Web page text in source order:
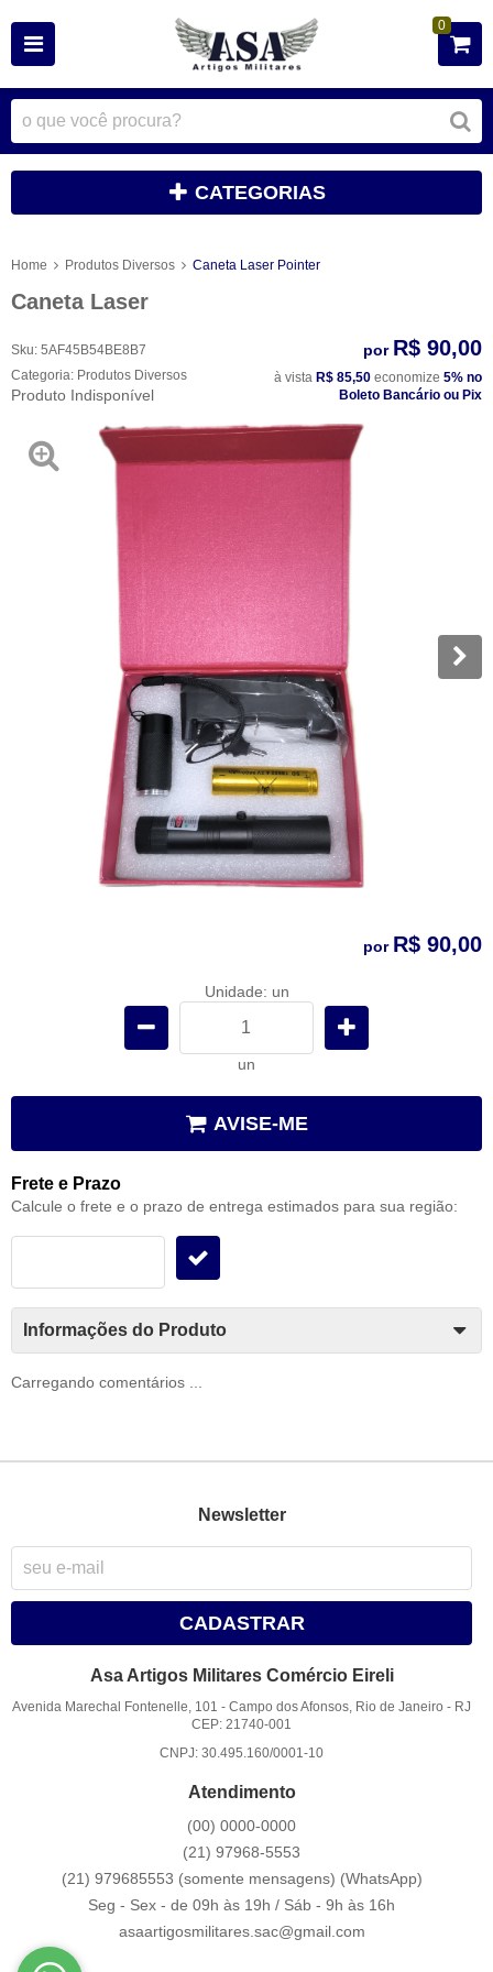
0
CATEGORIAS
Home Produtos Diversos Caneta Laser Pointer
Caneta Laser
Sku: 5AF45B54BE8B7
Categoria: Produtos Diversos
Produto Indisponível
por R$ 90,00
à vista R$ 85,50 economize 5% no
Boleto Bancário ou Pix
por R$ 90,00
Unidade: un
un
AVISE-ME
Frete e Prazo
Calcule o frete e o prazo de entrega estimados para sua região:
Informações do Produto
Carregando comentários ...
Newsletter
CADASTRAR
Asa Artigos Militares Comércio Eireli
Avenida Marechal Fontenelle, 101 -Campo dos Afonsos, Rio de Janeiro - RJ
CEP: 21740-001
CNPJ: 30.495.160/0001-10
Atendimento
(00) 0000-0000
(21) 97968-5553
(21) 979685553 (somente mensagens) (WhatsApp)
Seg - Sex - de 09h às 19h / Sáb - 9h às 16h
asaartigosmilitares.sac@gmail.com